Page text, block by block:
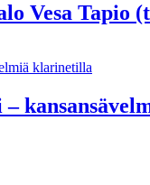
Vesa Tapio